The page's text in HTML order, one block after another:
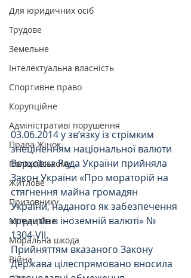
Для юридичних осіб
Трудове
Земельне
Інтелектуальна власність
Спортивне право
Корупційне
Адміністративі порушення
Права Жінок
Поліцейському
Житлове
Призовнику
Міграційне
Моральна шкода
Війна
03.06.2014 у зв’язку із стрімким
знеціненням національної валюти
Верховна Рада України прийняла
Закон України «Про мораторій на
стягнення майна громадян
України, наданого як забезпечення
кредитів в іноземній валюті» №
1304-VII.
Прийняттям вказаного Закону
Держава цілеспрямовано вносила